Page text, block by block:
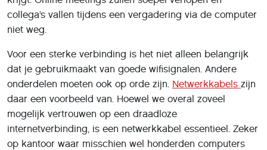
collega’s vallen tijdens een vergadering via de computer
niet weg.
Voor een sterke verbinding is het niet alleen belangrijk
dat je gebruikmaakt van goede wifisignalen. Andere
onderdelen moeten ook op orde zijn. Netwerkkabels zijn
daar een voorbeeld van. Hoewel we overal zoveel
mogelijk vertrouwen op een draadloze
internetverbinding, is een netwerkkabel essentieel. Zeker
op kantoor waar misschien wel honderden computers